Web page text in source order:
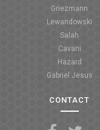
Griezmann
Lewandowski
Salah
Cavani
Hazard
Gabriel Jesus
CONTACT